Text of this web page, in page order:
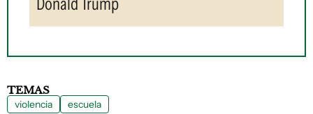
TEMAS
violencia escuela